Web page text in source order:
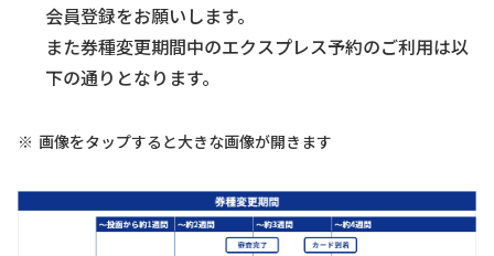
会員登録をお願いします。
また券種変更期間中のエクスプレス予約のご利用は以
下の通りとなります。
画像をタップすると大きな画像が開きます